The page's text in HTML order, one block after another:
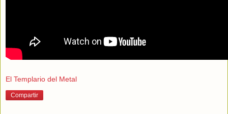
El Templario del Metal
Compartir